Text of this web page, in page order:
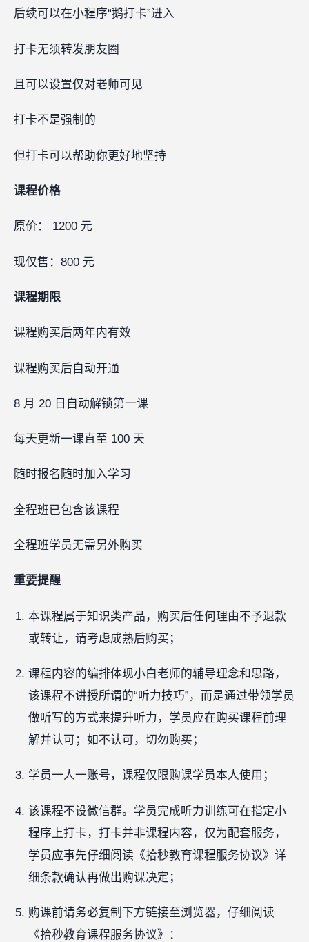
后续可以在小程序“鹅打卡”进入
打卡无须转发朋友圈
且可以设置仅对老师可见
打卡不是强制的
但打卡可以帮助你更好地坚持
课程价格
原价： 1200 元
现仅售：800 元
课程期限
课程购买后两年内有效
课程购买后自动开通
8 月 20 日自动解锁第一课
每天更新一课直至 100 天
随时报名随时加入学习
全程班已包含该课程
全程班学员无需另外购买
重要提醒
本课程属于知识类产品，购买后任何理由不予退款
或转让，请考虑成熟后购买；
课程内容的编排体现小白老师的辅导理念和思路，
该课程不讲授所谓的“听力技巧”，而是通过带领学员
做听写的方式来提升听力，学员应在购买课程前理
解并认可；如不认可，切勿购买；
学员一人一账号，课程仅限购课学员本人使用；
该课程不设微信群。学员完成听力训练可在指定小
程序上打卡，打卡并非课程内容，仅为配套服务，
学员应事先仔细阅读《拾秒教育课程服务协议》详
细条款确认再做出购课决定；
购课前请务必复制下方链接至浏览器，仔细阅读
《拾秒教育课程服务协议》：